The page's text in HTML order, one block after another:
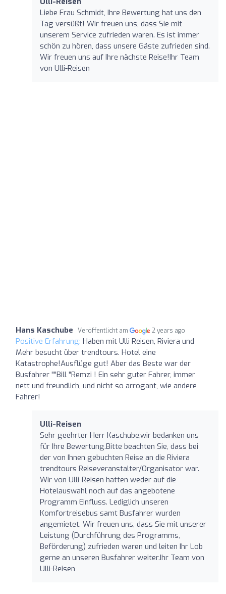
Liebe Frau Schmidt, Ihre Bewertung hat uns den
Tag versüßt! Wir freuen uns, dass Sie mit
unserem Service zufrieden waren. Es ist immer
schön zu hören, dass unsere Gäste zufrieden sind.
Wir freuen uns auf Ihre nächste Reise!Ihr Team
von Ulli-Reisen
Hans Kaschube Veröffentlicht am 2 years ago
Positive Erfahrung: Haben mit Ulli Reisen, Riviera und
Mehr besucht über trendtours. Hotel eine
Katastrophe!Ausflüge gut! Aber das Beste war der
Busfahrer ""Bill "Remzi ! Ein sehr guter Fahrer, immer
nett und freundlich, und nicht so arrogant, wie andere
Fahrer!
Ulli-Reisen
Sehr geehrter Herr Kaschube,wir bedanken uns
für Ihre Bewertung.Bitte beachten Sie, dass bei
der von Ihnen gebuchten Reise an die Riviera
trendtours Reiseveranstalter/Organisator war.
Wir von Ulli-Reisen hatten weder auf die
Hotelauswahl noch auf das angebotene
Programm Einfluss. Lediglich unseren
Komfortreisebus samt Busfahrer wurden
angemietet. Wir freuen uns, dass Sie mit unserer
Leistung (Durchführung des Programms,
Beförderung) zufrieden waren und leiten Ihr Lob
gerne an unseren Busfahrer weiter.Ihr Team von
Ulli-Reisen